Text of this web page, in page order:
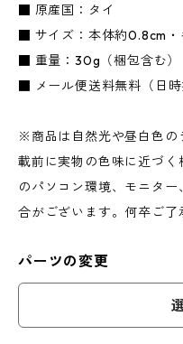
■ 原産国：タイ
■ サイズ：本体約0.8cm・
■ 重量：30g（梱包含む）
■ メール便送料無料（日時
※商品は自然光や昼白色の
載前に実物の色味に近づ
のパソコン環境、モニタ
合がございます。何卒ご了
パーツの変更